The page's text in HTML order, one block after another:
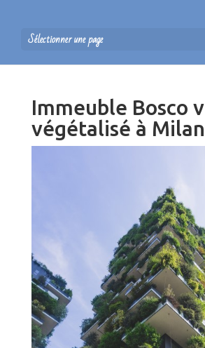
Sélectionner une page
Immeuble Bosco
végétalisé à Milan